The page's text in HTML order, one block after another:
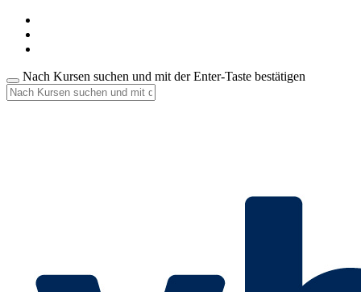
Nach Kursen suchen und mit der Enter-Taste bestätigen